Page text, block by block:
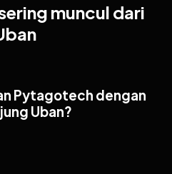
muncul dari
Pytagotech dengan
Uban?